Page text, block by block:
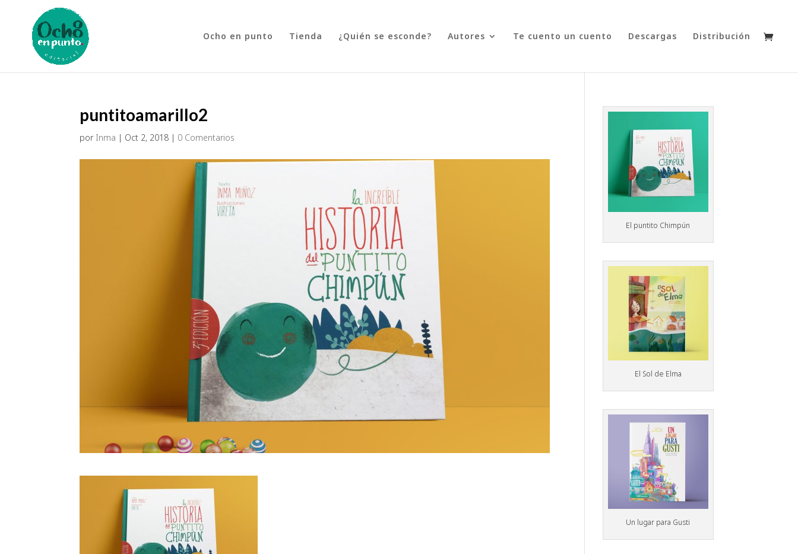
Ocho en punto Tienda ¿Quién se esconde? Autores Te cuento un cuento Descargas Distribución
puntitoamarillo2
por Inma | Oct 2, 2018 | 0 Comentarios
El puntito Chimpún
El Sol de Elma
Un lugar para Gusti